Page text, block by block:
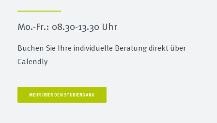
Mo.-Fr.: 08.30-13.30 Uhr
Buchen Sie Ihre individuelle Beratung direkt über
Calendly
MEHR ÜBER DEN STUDIENGANG